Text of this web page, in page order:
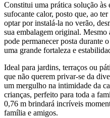
Constitui uma prática solução às
sufocante calor, posto que, ao
optar por instalá-la no verão,
sua embalagem original. Mesmo
pode permanecer posta durante
uma grande fortaleza e
Ideal para jardins, terraços ou
que não querem privar-se da
um mergulho na intimidade da
crianças, perfeito para toda a
0,76 m brindará incríveis
família e amigos.